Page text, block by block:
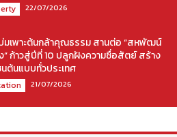
22/07/2026
มเพาะต้นกล้าคุณธรรม สานต่อ “สหพัฒน์
” ก้าวสู่ปีที่ 10 ปลูกฝังความซื่อสัตย์ สร้าง
นต้นแบบทั่วประเทศ
21/07/2026